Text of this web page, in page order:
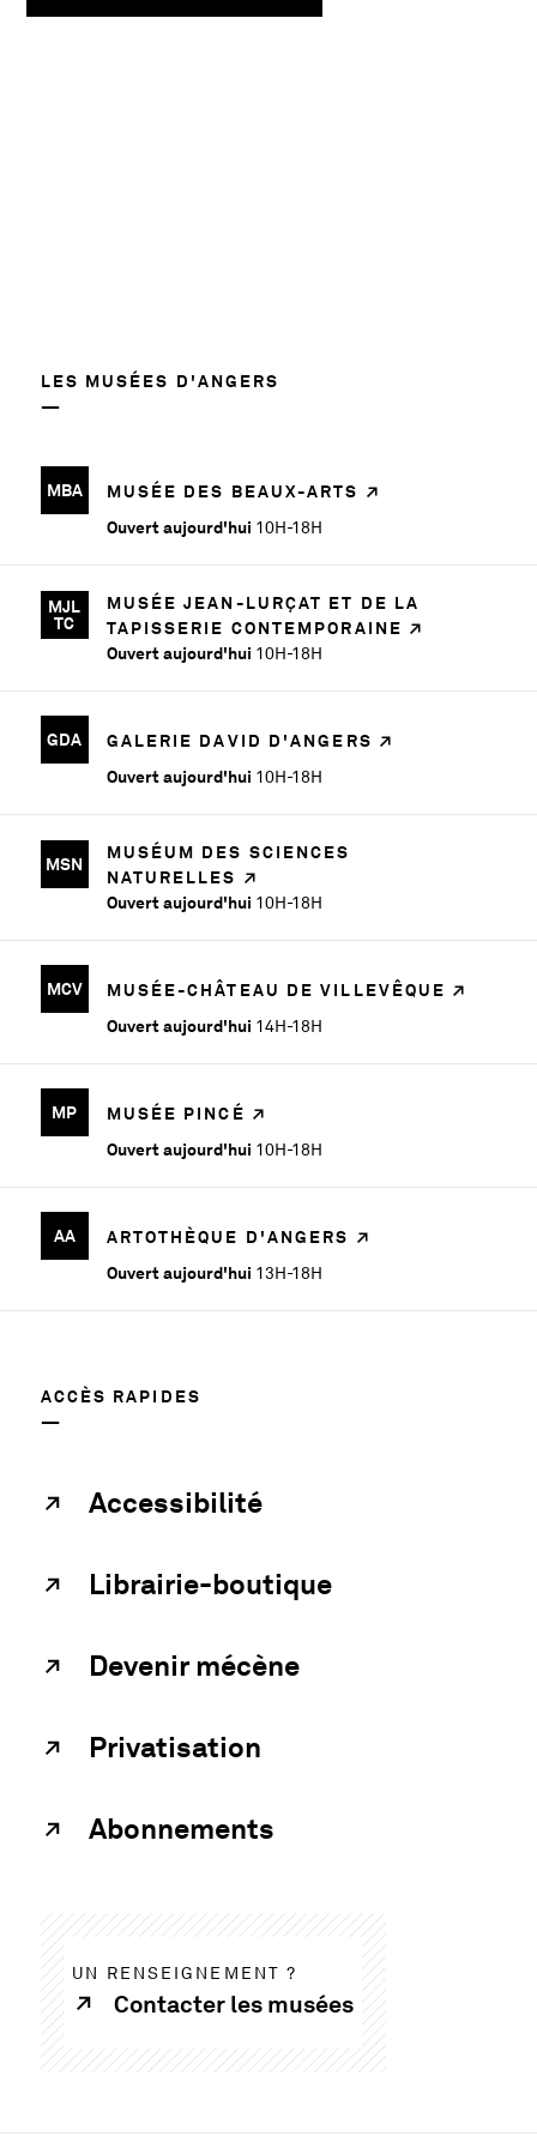
LES MUSÉES D'ANGERS
MBA
MUSÉE DES BEAUX-ARTS
Ouvert aujourd'hui 10H-18H
MJL
TC
MUSÉE JEAN-LURÇAT ET DE LA
TAPISSERIE CONTEMPORAINE
Ouvert aujourd'hui 10H-18H
GDA
GALERIE DAVID D'ANGERS
Ouvert aujourd'hui 10H-18H
MSN
MUSÉUM DES SCIENCES
NATURELLES
Ouvert aujourd'hui 10H-18H
MCV
MUSÉE-CHÂTEAU DE VILLEVÊQUE
Ouvert aujourd'hui 14H-18H
MP
MUSÉE PINCÉ
Ouvert aujourd'hui 10H-18H
AA
ARTOTHÈQUE D'ANGERS
Ouvert aujourd'hui 13H-18H
ACCÈS RAPIDES
Accessibilité
Librairie-boutique
Devenir mécène
Privatisation
Abonnements
UN RENSEIGNEMENT ?
Contacter les musées